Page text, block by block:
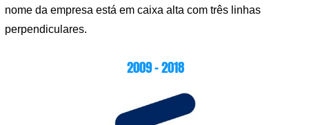
nome da empresa está em caixa alta com três linhas
perpendiculares.
2009 – 2018